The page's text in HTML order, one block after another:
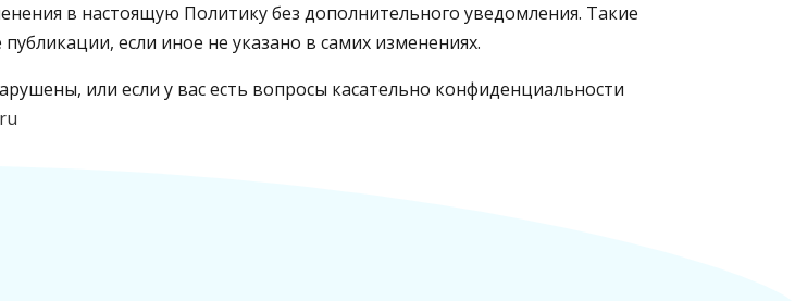
в настоящую Политику без дополнительного уведомления. Такие
если иное не указано в самих изменениях.
или если у вас есть вопросы касательно конфиденциальности